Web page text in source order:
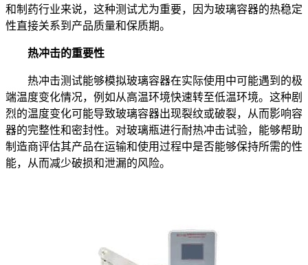
和制药行业来说，这种测试尤为重要，因为玻璃容器的热稳定
性直接关系到产品质量和保质期。
热冲击的重要性
热冲击测试能够模拟玻璃容器在实际使用中可能遇到的极
端温度变化情况，例如从高温环境快速转至低温环境。这种剧
烈的温度变化可能导致玻璃容器出现裂纹或破裂，从而影响容
器的完整性和密封性。对玻璃瓶进行耐热冲击试验，能够帮助
制造商评估其产品在运输和使用过程中是否能够保持所需的性
能，从而减少破损和泄漏的风险。